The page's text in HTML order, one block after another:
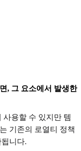
, 그 요소에서 발생한
사용할 수 있지만 템
기존의 로열티 정책
니다.